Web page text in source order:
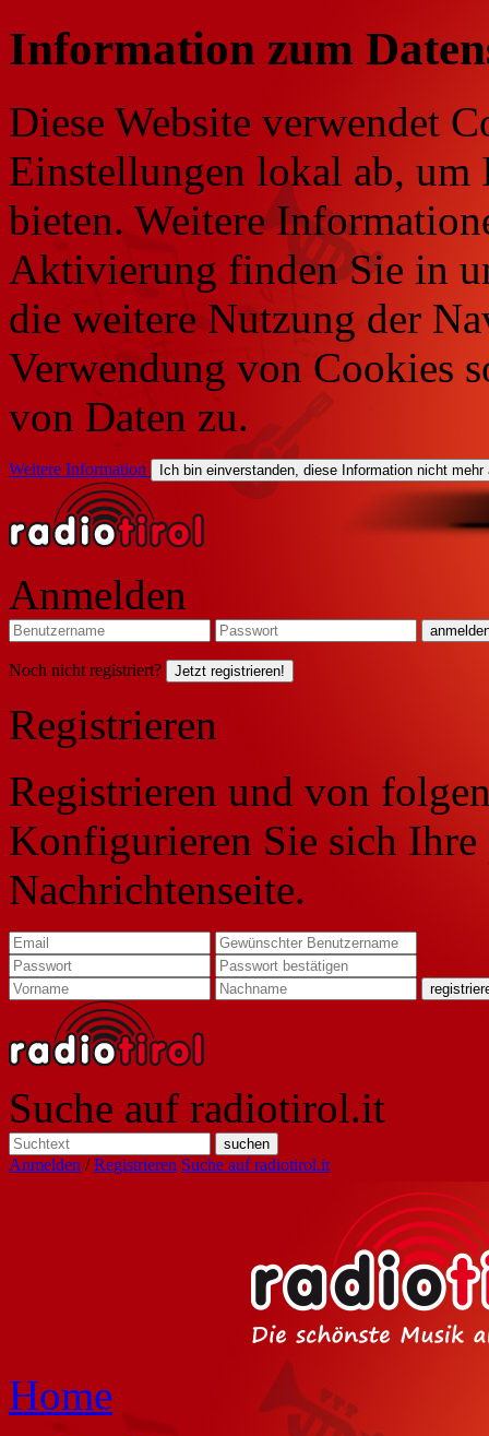
Information zum
Diese Website verwendet
Einstellungen lokal ab, um
bieten. Weitere
Aktivierung finden Sie in
die weitere Nutzung der
Verwendung von Cookies
von Daten zu.
Weitere Information Ich bin einverstanden, diese Information nicht mehr
Anmelden
Noch nicht registriert? Jetzt registrieren!
Registrieren
Registrieren und von
Konfigurieren Sie sich
Nachrichtenseite.
Suche auf radiotirol.it
Anmelden /Registrieren Suche auf radiotirol.it
Home